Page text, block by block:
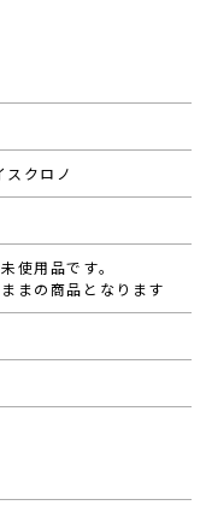
クロノ
使用品です。
まの商品となります